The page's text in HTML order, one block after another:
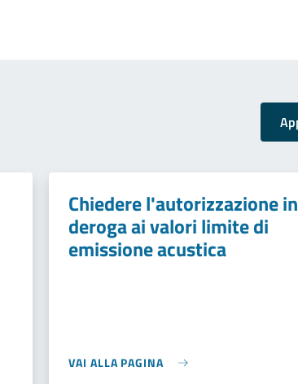
Chiedere l'autorizzazione in
deroga ai valori limite di
emissione acustica
VAI ALLA PAGINA